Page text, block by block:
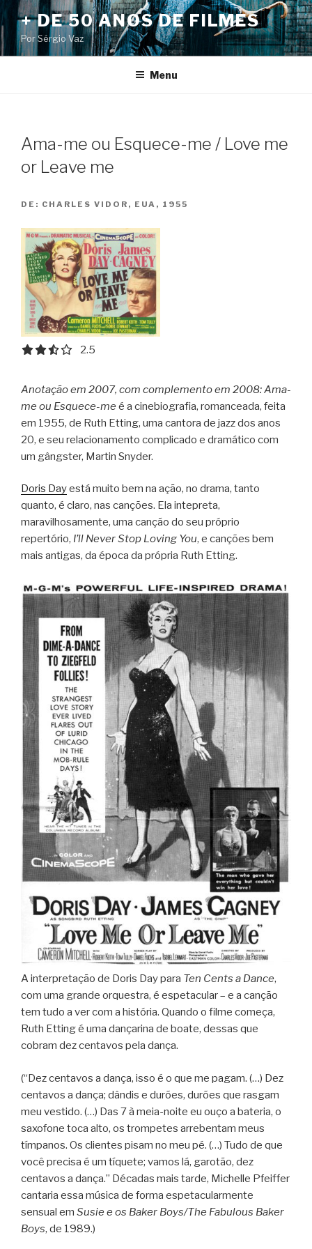
Pular
para
o
conteúdo
+ DE 50 ANOS DE FILMES
Por Sérgio Vaz
Menu
Ama-me ou Esquece-me / Love me
or Leave me
DE: CHARLES VIDOR, EUA, 1955
2.5 out of 5.0 stars
2.5
Anotação em 2007, com complemento em 2008: Ama-
me ou Esquece-me é a cinebiografia, romanceada, feita
em 1955, de Ruth Etting, uma cantora de jazz dos anos
20, e seu relacionamento complicado e dramático com
um gângster, Martin Snyder.
Doris Dayestá muito bem na ação, no drama, tanto
quanto, é claro, nas canções. Ela intepreta,
maravilhosamente, uma canção do seu próprio
repertório, I’ll Never Stop Loving You, e canções bem
mais antigas, da época da própria Ruth Etting.
A interpretação de Doris Day para Ten Cents a Dance,
com uma grande orquestra, é espetacular – e a canção
tem tudo a ver com a história. Quando o filme começa,
Ruth Etting é uma dançarina de boate, dessas que
cobram dez centavos pela dança.
(“Dez centavos a dança, isso é o que me pagam. (…) Dez
centavos a dança; dândis e durões, durões que rasgam
meu vestido. (…) Das 7 à meia-noite eu ouço a bateria, o
saxofone toca alto, os trompetes arrebentam meus
tímpanos. Os clientes pisam no meu pé. (…) Tudo de que
você precisa é um tíquete; vamos lá, garotão, dez
centavos a dança.” Décadas mais tarde, Michelle Pfeiffer
cantaria essa música de forma espetacularmente
sensual em Susie e os Baker Boys/The Fabulous Baker
Boys, de 1989.)